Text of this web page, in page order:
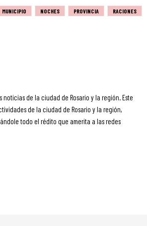
MUNICIPIO NOCHES PROVINCIA
RACIONES
de la ciudad de Rosario y la región. Este
de la ciudad de Rosario y la región,
todo el rédito que amerita a las redes